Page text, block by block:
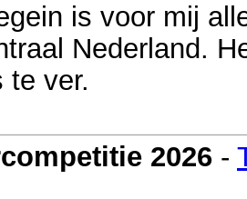
is voor mij
Nederland.
te ver.
2026 -